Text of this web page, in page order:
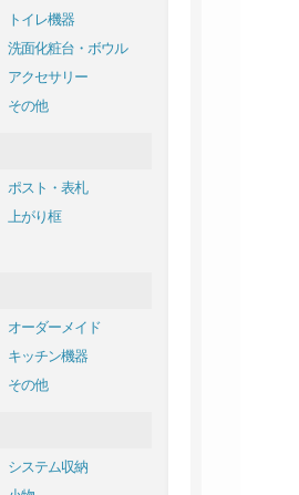
トイレ機器
洗面化粧台・ボウル
アクセサリー
その他
ポスト・表札
上がり框
オーダーメイド
キッチン機器
その他
システム収納